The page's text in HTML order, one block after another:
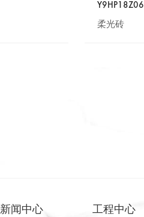
Y9HP18Z06
柔光砖
新闻中心 工程中心